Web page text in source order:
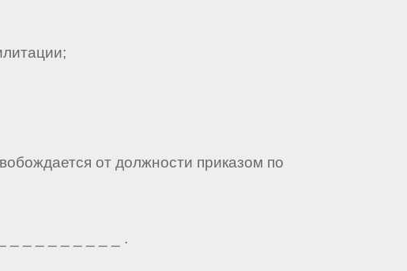
от должности приказом по
_ _ _ _ _ _ _ _ _ .